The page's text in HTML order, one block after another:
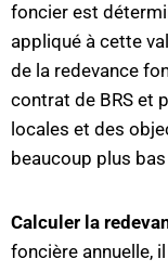
foncier est
appliqué à cette
de la redevance
contrat de BRS et
locales et des
beaucoup plus
Calculer la
foncière annuelle,